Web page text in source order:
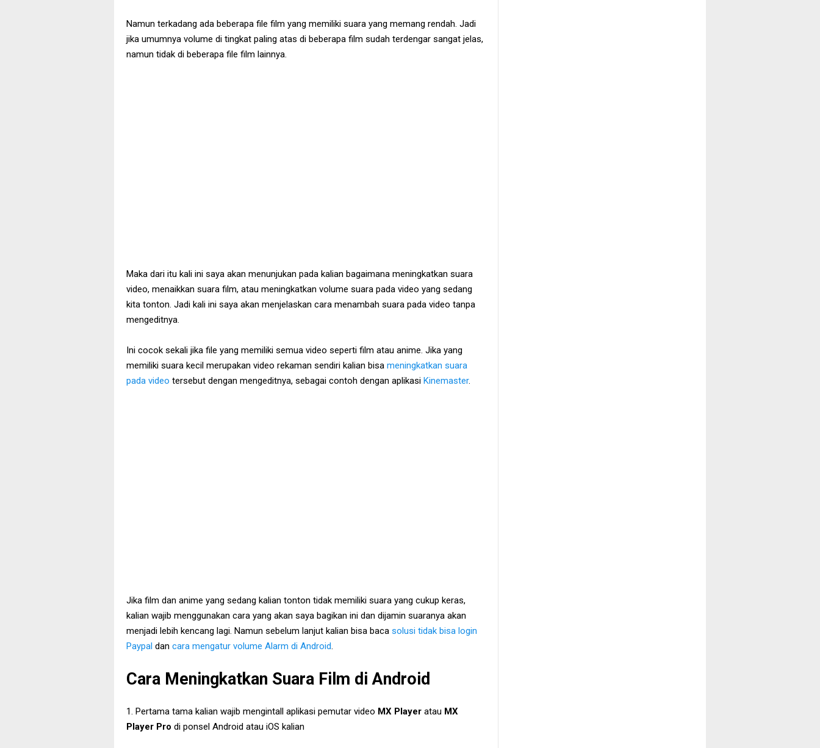
Namun terkadang ada beberapa file film yang memiliki suara yang memang rendah. Jadi
jika umumnya volume di tingkat paling atas di beberapa film sudah terdengar sangat jelas,
namun tidak di beberapa file film lainnya.
Maka dari itu kali ini saya akan menunjukan pada kalian bagaimana meningkatkan suara
video, menaikkan suara film, atau meningkatkan volume suara pada video yang sedang
kita tonton. Jadi kali ini saya akan menjelaskan cara menambah suara pada video tanpa
mengeditnya.
Ini cocok sekali jika file yang memiliki semua video seperti film atau anime. Jika yang
memiliki suara kecil merupakan video rekaman sendiri kalian bisa meningkatkan suara
pada video tersebut dengan mengeditnya, sebagai contoh dengan aplikasi Kinemaster.
Jika film dan anime yang sedang kalian tonton tidak memiliki suara yang cukup keras,
kalian wajib menggunakan cara yang akan saya bagikan ini dan dijamin suaranya akan
menjadi lebih kencang lagi. Namun sebelum lanjut kalian bisa baca solusi tidak bisa login
Paypal dan cara mengatur volume Alarm di Android.
Cara Meningkatkan Suara Film di Android
1. Pertama tama kalian wajib mengintall aplikasi pemutar video MX Player atau MX
Player Pro di ponsel Android atau iOS kalian